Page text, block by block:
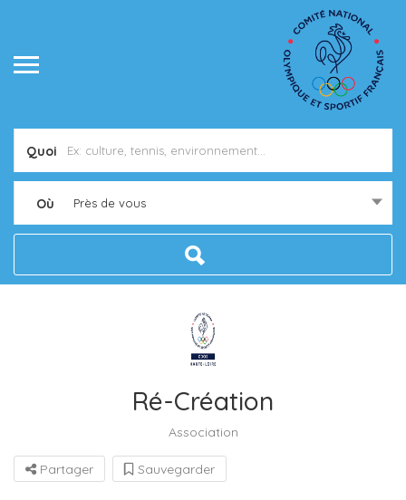
Quoi
Où Près de vous
Ré-Création
Association
Partager Sauvegarder